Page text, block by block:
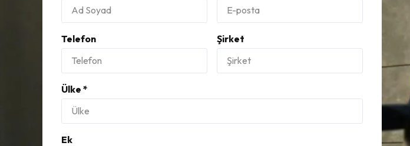
Telefon Şirket
Ülke *
Ek